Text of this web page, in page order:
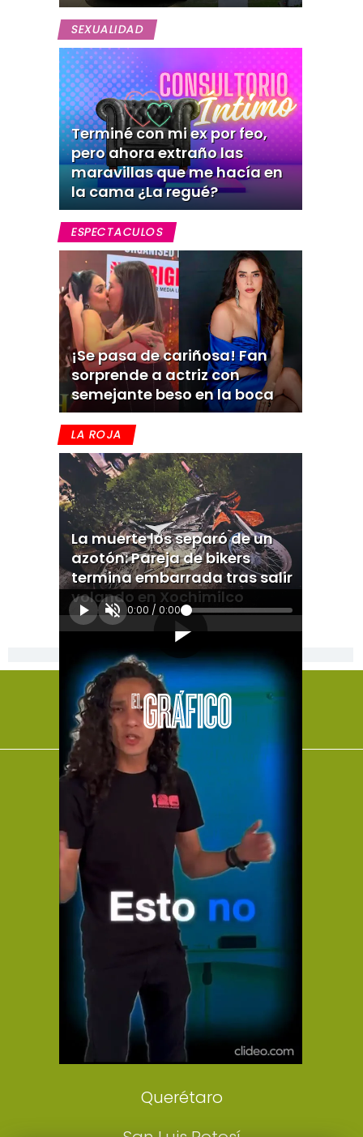
SEXUALIDAD
Terminé con mi ex por feo,
pero ahora extraño las
maravillas que me hacía en
la cama ¿La regué?
ESPECTACULOS
¡Se pasa de cariñosa! Fan
sorprende a actriz con
semejante beso en la boca
LA ROJA
La muerte los separó de un
azotón: Pareja de bikers
termina embarrada tras salir
volando en Xochimilco
0:00 / 0:00
[Publicidad]
El Universal
Vive USA
Clase
De 10 sports
DeDinero
Confabulario
Aviso Oportuno
Consultas
Querétaro